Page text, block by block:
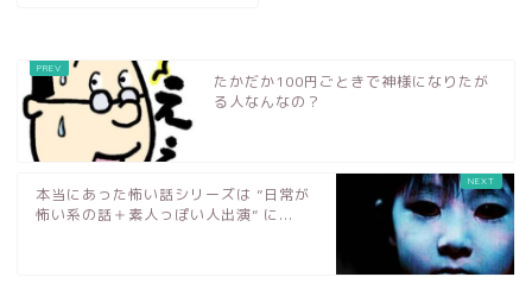
たかだか100円ごときで神様になりたが
る人なんなの？
本当にあった怖い話シリーズは ”日常が
怖い系の話＋素人っぽい人出演” に...